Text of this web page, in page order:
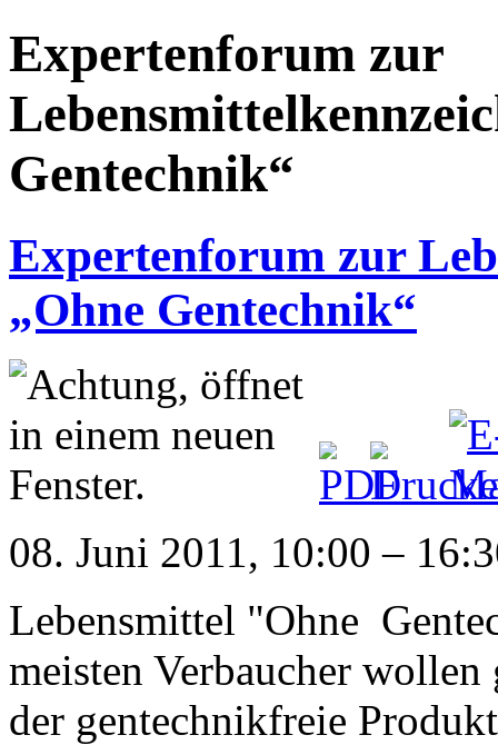
Expertenforum zur
Gentechnik“
Expertenforum zur
„Ohne Gentechnik“
08. Juni 2011, 10:00 –
Lebensmittel "Ohne
meisten Verbaucher
der gentechnikfreie